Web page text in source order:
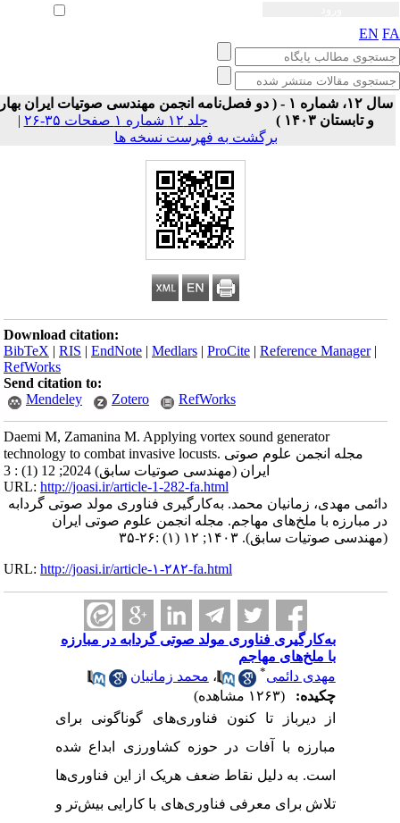
ورود خودکار
EN
سال ۱۲، شماره ۱ - ( دو فصل‌نامه انجمن مهندسی صوتیات ايران بهار
و تابستان ۱۴۰۳ )
جلد ۱۲ شماره ۱ صفحات ۳۵-۲۶
|
برگشت به فهرست نسخه ها
Download citation:
BibTeX |RIS |EndNote |Medlars |ProCite |Reference Manager
RefWorks
Send citation to:
Mendeley
Zotero RefWorks
Daemi M, Zamanina M. Applying vortex sound generator
technology to combat invasive locusts. مجله انجمن علوم صوتی
ایران (مهندسی صوتیات سابق) 2024; 12 (1) : 3
URL:http://joasi.ir/article-1-282-fa.html
دائمی مهدی، زمانیان محمد. به‌کارگیری فناوری مولد صوتی گردابه
در مبارزه با ملخ‌های مهاجم. مجله انجمن علوم صوتی ایران
(مهندسی صوتیات سابق). ۱۴۰۳; ۱۲ (۱) :۲۶-۳۵
URL:http://joasi.ir/article-۱-۲۸۲-fa.html
به‌کارگیری فناوری مولد صوتی گردابه در مبارزه
با ملخ‌های مهاجم
مهدی دائمی
،محمد زمانیان
چکیده:
از دیرباز تا کنون فناوری‌های گوناگونی برای
مبارزه با آفات در حوزه کشاورزی ابداع شده
است. به دلیل نقاط ضعف هریک از این فناوری‌ها
تلاش برای معرفی فناوری‌های با کارایی بیش‌تر‌ و